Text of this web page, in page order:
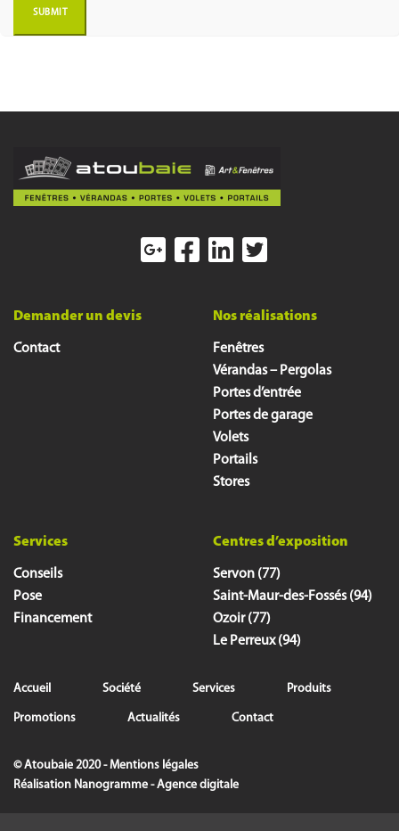
Demander un devis
Contact
Nos réalisations
Fenêtres
Vérandas – Pergolas
Portes d’entrée
Portes de garage
Volets
Portails
Stores
Services
Conseils
Pose
Financement
Centres d’exposition
Servon (77)
Saint-Maur-des-Fossés (94)
Ozoir (77)
Le Perreux (94)
Accueil Société Services Produits
Promotions Actualités Contact
© Atoubaie 2020 -Mentions légales
Réalisation Nanogramme - Agence digitale